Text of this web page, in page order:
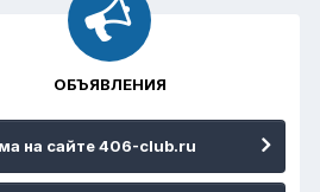
ОБЪЯВЛЕНИЯ
на сайте 406-club.ru